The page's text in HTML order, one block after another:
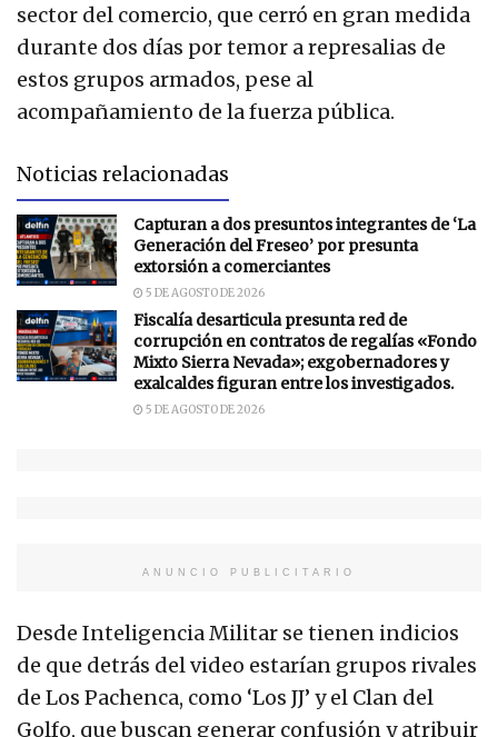
sector del comercio, que cerró en gran medida
durante dos días por temor a represalias de
estos grupos armados, pese al
acompañamiento de la fuerza pública.
Noticias relacionadas
Capturan a dos presuntos integrantes de ‘La
Generación del Freseo’ por presunta
extorsión a comerciantes
5 DE AGOSTO DE 2026
Fiscalía desarticula presunta red de
corrupción en contratos de regalías «Fondo
Mixto Sierra Nevada»; exgobernadores y
exalcaldes figuran entre los investigados.
5 DE AGOSTO DE 2026
ANUNCIO PUBLICITARIO
Desde Inteligencia Militar se tienen indicios
de que detrás del video estarían grupos rivales
de Los Pachenca, como ‘Los JJ’ y el Clan del
Golfo, que buscan generar confusión y atribuir